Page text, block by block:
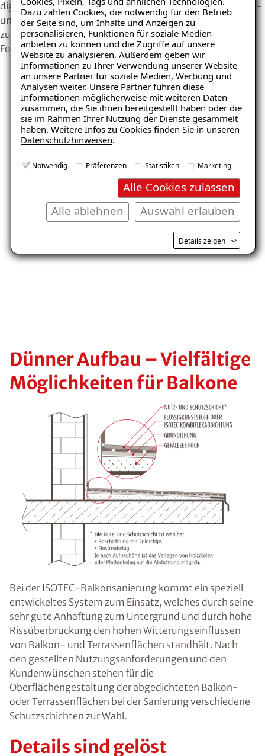
Dazu zählen Cookies, die notwendig für den Betrieb
der Seite sind, um Inhalte und Anzeigen zu
personalisieren, Funktionen für soziale Medien
anbieten zu können und die Zugriffe auf unsere
Website zu analysieren. Außerdem geben wir
Informationen zu Ihrer Verwendung unserer Website
an unsere Partner für soziale Medien, Werbung und
Analysen weiter. Unsere Partner führen diese
Informationen möglicherweise mit weiteren Daten
zusammen, die Sie ihnen bereitgestellt haben oder die
sie im Rahmen Ihrer Nutzung der Dienste gesammelt
haben. Weitere Infos zu Cookies finden Sie in unseren
Datenschutzhinweisen.
Notwendig Präferenzen Statistiken Marketing
Alle Cookies zulassen
Auswahl erlauben
Alle ablehnen
Details zeigen
digitales Planungstool die Möglichkeit, verschiedene Farb-
und Strukturvarianten der Balkonoberfläche realitätsnah
zu visualisieren – auf Wunsch auch mit einem eigenen
Foto.
Dünner Aufbau – Vielfältige
Möglichkeiten für Balkone
Bei der ISOTEC-Balkonsanierung kommt ein speziell
entwickeltes System zum Einsatz, welches durch seine
sehr gute Anhaftung zum Untergrund und durch hohe
Rissüberbrückung den hohen Witterungseinflüssen
von Balkon- und Terrassenflächen standhält. Nach
den gestellten Nutzungsanforderungen und den
Kundenwünschen stehen für die
Oberflächengestaltung der abgedichteten Balkon-
oder Terrassenflächen bei der Sanierung verschiedene
Schutzschichten zur Wahl.
Details sind gelöst
Ratgeber „Balkon & Terrasse“
– jetzt kostenlos
herunterladen!
Kostenlosen Ratgeber anfordern
Voraussetzung für den Erhalt des kostenfreien